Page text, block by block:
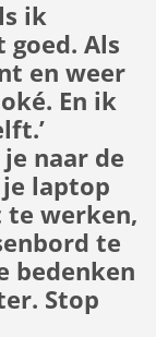
ik
Als
en weer
En ik
je naar de
laptop
te werken,
te
bedenken
Stop